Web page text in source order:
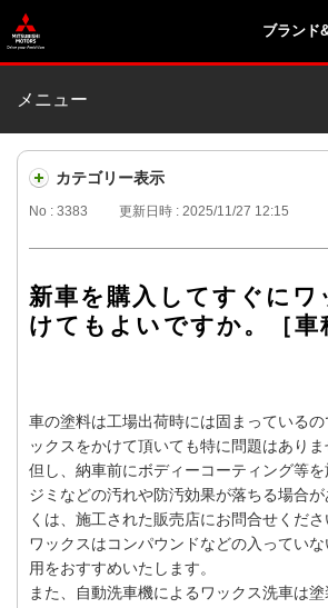
ブランド
メニュー
カテゴリー表示
No : 3383 更新日時 : 2025/11/27 12:15
新車を購入してすぐにワ
けてもよいですか。［車
車の塗料は工場出荷時には固まっている
ックスをかけて頂いても特に問題はありま
但し、納車前にボディーコーティング等
ジミなどの汚れや防汚効果が落ちる場合
くは、施工された販売店にお問合せくださ
ワックスはコンパウンドなどの入ってい
用をおすすめいたします。
また、自動洗車機によるワックス洗車は